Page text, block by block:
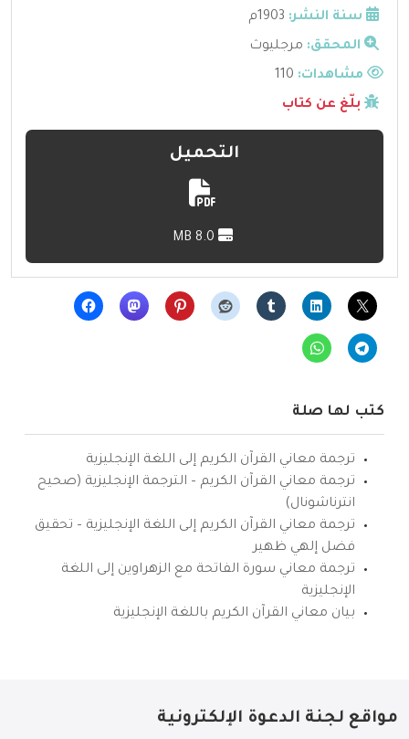
سنة النشر: 1903م
المحقق: مرجليوث
مشاهدات:
بلّغ عن كتاب
التحميل
كتب لها صلة
ترجمة معاني القرآن الكريم إلى اللغة الإنجليزية
ترجمة معاني القرآن الكريم – الترجمة الإنجليزية (صحيح
انترناشونال)
ترجمة معاني القرآن الكريم إلى اللغة الإنجليزية – تحقيق
فضل إلهي ظهير
ترجمة معاني سورة الفاتحة مع الزهراوين إلى اللغة
الإنجليزية
بيان معاني القرآن الكريم باللغة الإنجليزية
مواقع لجنة الدعوة الإلكترونية